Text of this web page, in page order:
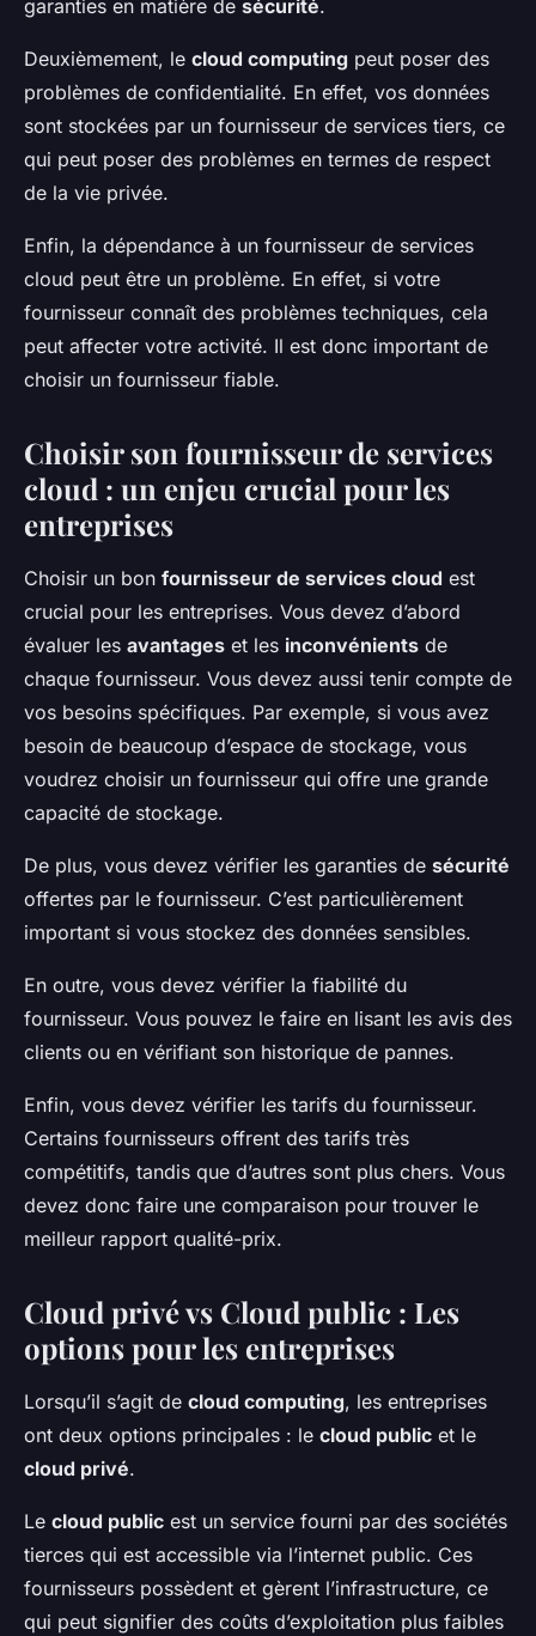
garanties en matière de sécurité.
Deuxièmement, le cloud computing peut poser des
problèmes de confidentialité. En effet, vos données
sont stockées par un fournisseur de services tiers, ce
qui peut poser des problèmes en termes de respect
de la vie privée.
Enfin, la dépendance à un fournisseur de services
cloud peut être un problème. En effet, si votre
fournisseur connaît des problèmes techniques, cela
peut affecter votre activité. Il est donc important de
choisir un fournisseur fiable.
Choisir son fournisseur de services
cloud : un enjeu crucial pour les
entreprises
Choisir un bon fournisseur de services cloud est
crucial pour les entreprises. Vous devez d’abord
évaluer les avantages et les inconvénients de
chaque fournisseur. Vous devez aussi tenir compte de
vos besoins spécifiques. Par exemple, si vous avez
besoin de beaucoup d’espace de stockage, vous
voudrez choisir un fournisseur qui offre une grande
capacité de stockage.
De plus, vous devez vérifier les garanties de sécurité
offertes par le fournisseur. C’est particulièrement
important si vous stockez des données sensibles.
En outre, vous devez vérifier la fiabilité du
fournisseur. Vous pouvez le faire en lisant les avis des
clients ou en vérifiant son historique de pannes.
Enfin, vous devez vérifier les tarifs du fournisseur.
Certains fournisseurs offrent des tarifs très
compétitifs, tandis que d’autres sont plus chers. Vous
devez donc faire une comparaison pour trouver le
meilleur rapport qualité-prix.
Cloud privé vs Cloud public : Les
options pour les entreprises
Lorsqu’il s’agit de cloud computing, les entreprises
ont deux options principales : le cloud public et le
cloud privé.
Le cloud public est un service fourni par des sociétés
tierces qui est accessible via l’internet public. Ces
fournisseurs possèdent et gèrent l’infrastructure, ce
qui peut signifier des coûts d’exploitation plus faibles